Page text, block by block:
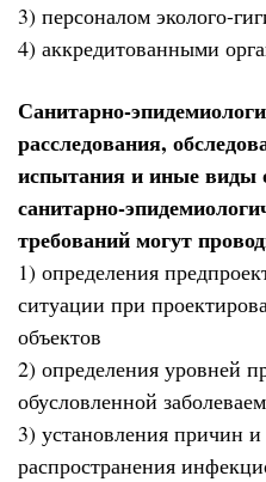
3) персоналом эколого-
4) аккредитованными
Санитарно-
расследования,
испытания и иные виды
санитарно-
требований могут
1) определения
ситуации при
объектов
2) определения уровней
обусловленной
3) установления причин
распространения